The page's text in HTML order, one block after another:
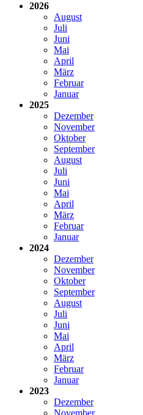
2026
August
Juli
Juni
Mai
April
März
Februar
Januar
2025
Dezember
November
Oktober
September
August
Juli
Juni
Mai
April
März
Februar
Januar
2024
Dezember
November
Oktober
September
August
Juli
Juni
Mai
April
März
Februar
Januar
2023
Dezember